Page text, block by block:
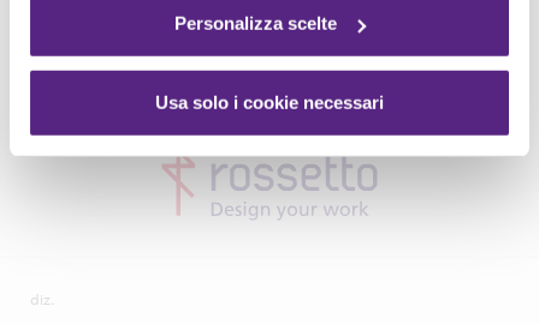
Personalizza scelte
Usa solo i cookie necessari
diz.